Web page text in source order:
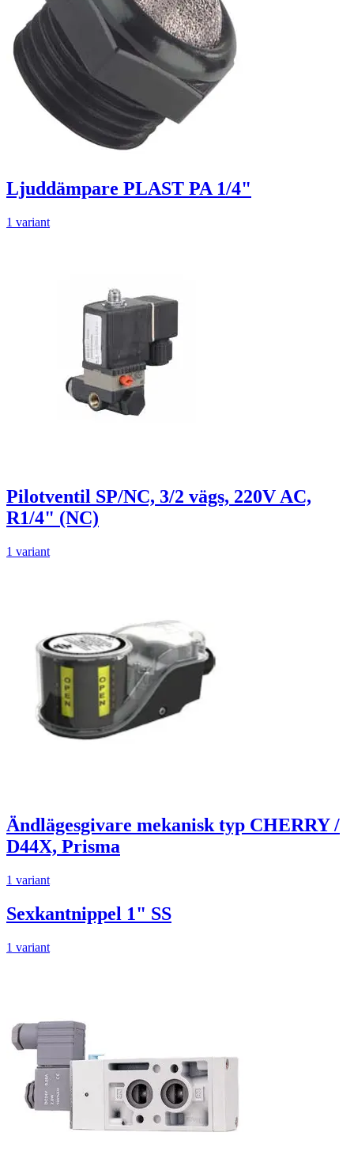
Ljuddämpare PLAST PA 1/4"
1 variant
Pilotventil SP/NC, 3/2 vägs, 220V AC,
R1/4" (NC)
1 variant
Ändlägesgivare mekanisk typ CHERRY /
D44X, Prisma
1 variant
Sexkantnippel 1" SS
1 variant